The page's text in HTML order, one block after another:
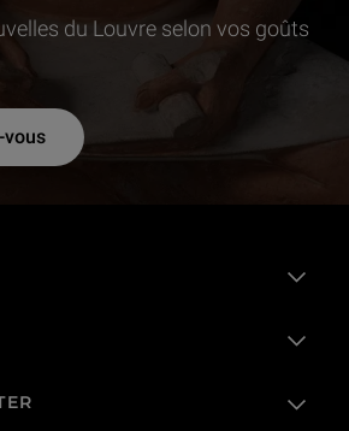
du Louvre selon vos goûts
vous